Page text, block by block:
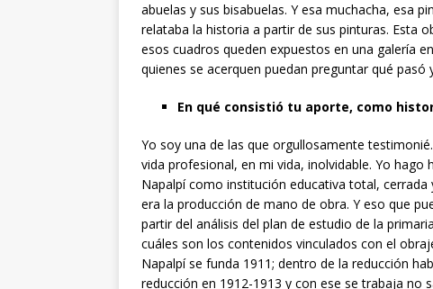
abuelas y sus bisabuelas. Y esa muchacha, esa
relataba la historia a partir de sus pinturas. Esta
esos cuadros queden expuestos en una galería
quienes se acerquen puedan preguntar qué
En qué consistió tu aporte, como
Yo soy una de las que orgullosamente
vida profesional, en mi vida, inolvidable. Yo
Napalpí como institución educativa total,
era la producción de mano de obra. Y eso que
partir del análisis del plan de estudio de la
cuáles son los contenidos vinculados con el
Napalpí se funda 1911; dentro de la reducción
reducción en 1912-1913 y con ese se trabaja